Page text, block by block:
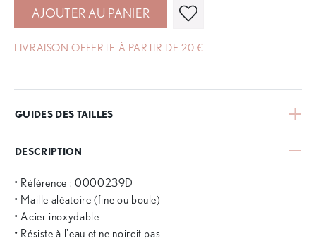
AJOUTER AU PANIER
LIVRAISON OFFERTE À PARTIR DE 20 €
GUIDES DES TAILLES
DESCRIPTION
• Référence : 0000239D
• Maille aléatoire (fine ou boule)
• Acier inoxydable
• Résiste à l'eau et ne noircit pas